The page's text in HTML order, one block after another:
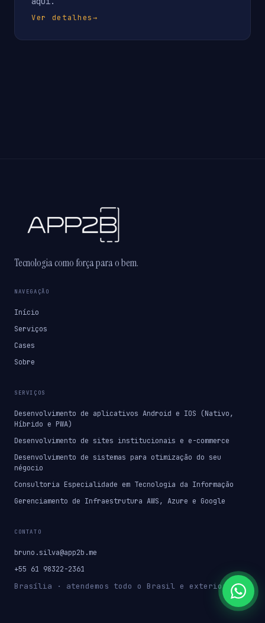
Ver detalhes→
Tecnologia como força para o bem.
NAVEGAÇÃO
Início
Serviços
Cases
Sobre
SERVIÇOS
Desenvolvimento de aplicativos Android e IOS (Nativo,
Híbrido e PWA)
Desenvolvimento de sites institucionais e e-commerce
Desenvolvimento de sistemas para otimização do seu
négocio
Consultoria Especialidade em Tecnologia da Informação
Gerenciamento de Infraestrutura AWS, Azure e Google
CONTATO
bruno.silva@app2b.me
+55 61 98322-2361
Brasília · atendemos todo o Brasil e exterior